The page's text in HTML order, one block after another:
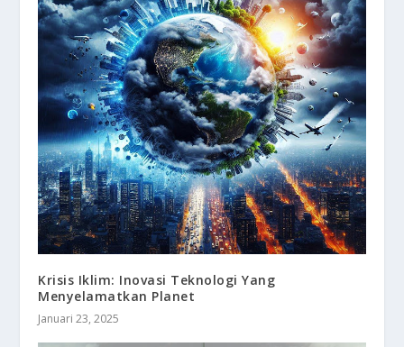
Krisis Iklim: Inovasi Teknologi Yang
Menyelamatkan Planet
Januari 23, 2025